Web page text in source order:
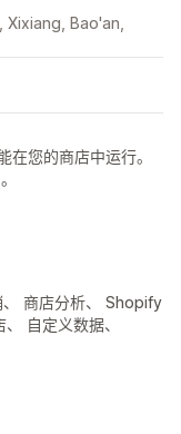
Xixiang, Bao'an,
您的商店中运行。
。
商店分析、 Shopify
自定义数据、